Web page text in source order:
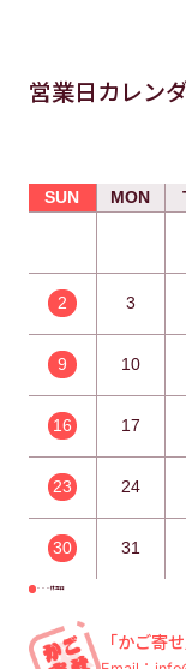
営業日カレン
SUN MON
2 3
9 10
16 17
23 24
30 31
・・・休業日
「かご寄せ